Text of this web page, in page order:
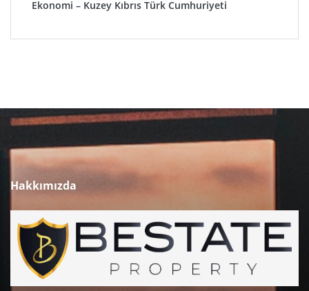
Ekonomi – Kuzey Kıbrıs Türk Cumhuriyeti
Hakkımızda